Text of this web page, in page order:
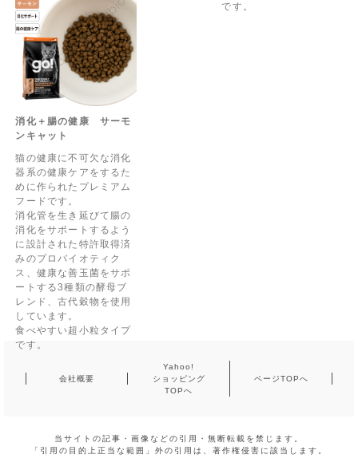
です。
です。
消化＋腸の健康 サーモ
ンキャット
猫の健康に不可欠な消化
器系の健康ケアをするた
めに作られたプレミアム
フードです。
消化管を生き延びて腸の
消化をサポートするよう
に設計された特許取得済
みのプロバイオティク
ス、健康な善玉菌をサポ
ートする3種類の酵母ブ
レンド、古代穀物を使用
しています。
食べやすい超小粒タイプ
です。
会社概要
Yahoo!
ショッピング
TOPへ
ページTOPへ
当サイトの記事・画像などの引用・無断転載を禁じます。
「引用の目的上正当な範囲」外の引用は、著作権侵害に該当します。